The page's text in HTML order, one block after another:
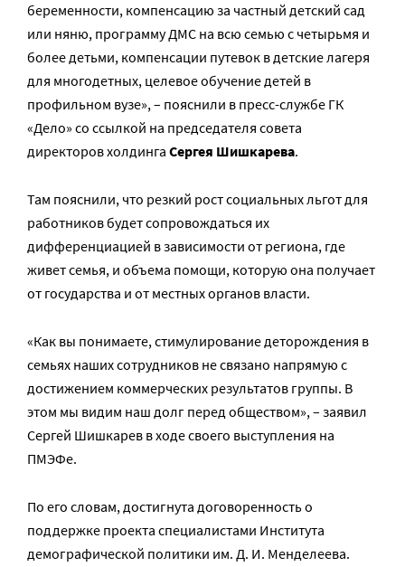
беременности, компенсацию за частный детский сад
или няню, программу ДМС на всю семью с четырьмя и
более детьми, компенсации путевок в детские лагеря
для многодетных, целевое обучение детей в
профильном вузе», – пояснили в пресс-службе ГК
«Дело» со ссылкой на председателя совета
директоров холдинга Сергея Шишкарева.
Там пояснили, что резкий рост социальных льгот для
работников будет сопровождаться их
дифференциацией в зависимости от региона, где
живет семья, и объема помощи, которую она получает
от государства и от местных органов власти.
«Как вы понимаете, стимулирование деторождения в
семьях наших сотрудников не связано напрямую с
достижением коммерческих результатов группы. В
этом мы видим наш долг перед обществом», – заявил
Сергей Шишкарев в ходе своего выступления на
ПМЭФе.
По его словам, достигнута договоренность о
поддержке проекта специалистами Института
демографической политики им. Д. И. Менделеева.